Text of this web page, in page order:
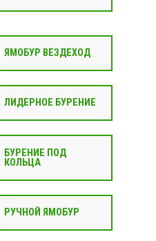
ЯМОБУР ВЕЗДЕХОД
ЛИДЕРНОЕ БУРЕНИЕ
БУРЕНИЕ ПОД
КОЛЬЦА
РУЧНОЙ ЯМОБУР